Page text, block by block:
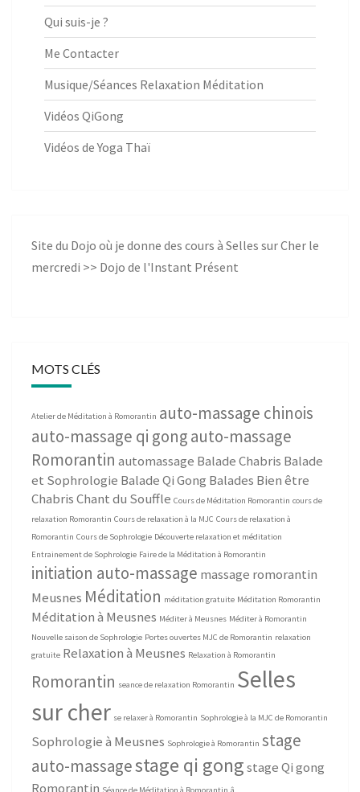
Qui suis-je ?
Me Contacter
Musique/Séances Relaxation Méditation
Vidéos QiGong
Vidéos de Yoga Thaï
Site du Dojo où je donne des cours à Selles sur Cher le
mercredi >> Dojo de l'Instant Présent
MOTS CLÉS
Atelier de Méditation à Romorantin auto-massage chinois
auto-massage qi gongauto-massage
Romorantin automassage Balade Chabris Balade
et Sophrologie Balade Qi Gong Balades Bien être
ChabrisChant du Souffle Cours de Méditation Romorantin cours de
relaxation Romorantin Cours de relaxation à la MJC Cours de relaxation à
Romorantin Cours de Sophrologie Découverte relaxation et méditation
Entrainement de Sophrologie Faire de la Méditation à Romorantin
initiation auto-massage massage romorantin
Meusnes Méditation méditation gratuite Méditation Romorantin
Méditation à Meusnes Méditer à Meusnes Méditer à Romorantin
Nouvelle saison de Sophrologie Portes ouvertes MJC de Romorantin relaxation
gratuite Relaxation à Meusnes Relaxation à Romorantin
Romorantin seance de relaxation Romorantin Selles
sur cher se relaxer à Romorantin Sophrologie à la MJC de Romorantin
Sophrologie à Meusnes Sophrologie à Romorantin stage
auto-massagestage qi gongstage Qi gong
Romorantin